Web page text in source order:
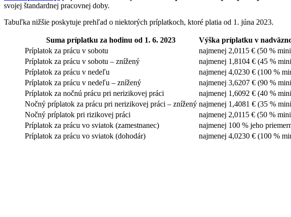
svojej štandardnej pracovnej doby.
Tabuľka nižšie poskytuje prehľad o niektorých príplatkoch, ktoré platia od 1. júna 2023.
Suma príplatku za hodinu od 1. 6. 2023
Výška príplatku v
Príplatok za prácu v sobotu
najmenej 2,0115 € (50 %
Príplatok za prácu v sobotu – znížený
najmenej 1,8104 € (45 %
Príplatok za prácu v nedeľu
najmenej 4,0230 € (100 %
Príplatok za prácu v nedeľu – znížený
najmenej 3,6207 € (90 %
Príplatok za nočnú prácu pri nerizikovej práci
najmenej 1,6092 € (40 %
Nočný príplatok za prácu pri nerizikovej práci – znížený najmenej 1,4081 € (35 %
Nočný príplatok pri rizikovej práci
najmenej 2,0115 € (50 %
Príplatok za prácu vo sviatok (zamestnanec)
najmenej 100 % jeho
Príplatok za prácu vo sviatok (dohodár)
najmenej 4,0230 € (100 %